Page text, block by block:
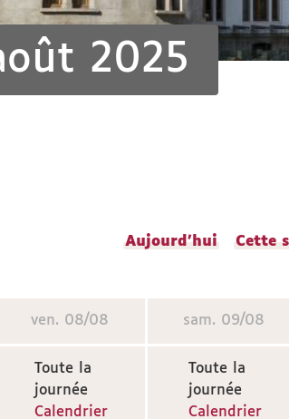
2025
Aujourd'hui Cette
ven. 08/08 sam. 09/08
Toute la
journée
Calendrier
Toute la
journée
Calendrier